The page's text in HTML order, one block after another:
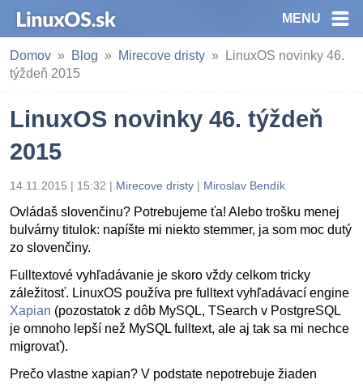
MENU
Domov Blog Mirecove dristy
LinuxOS novinky 46.
týždeň 2015
LinuxOS novinky 46. týždeň
2015
14.11.2015 | 15:32 | Mirecove dristy | Miroslav Bendík
Ovládaš slovenčinu? Potrebujeme ťa! Alebo trošku menej
bulvárny titulok: napíšte mi niekto stemmer, ja som moc dutý
zo slovenčiny.
Fulltextové vyhľadávanie je skoro vždy celkom tricky
záležitosť. LinuxOS používa pre fulltext vyhľadávací engine
Xapian (pozostatok z dôb MySQL, TSearch v PostgreSQL
je omnoho lepší než MySQL fulltext, ale aj tak sa mi nechce
migrovať).
Prečo vlastne xapian? V podstate nepotrebuje žiaden